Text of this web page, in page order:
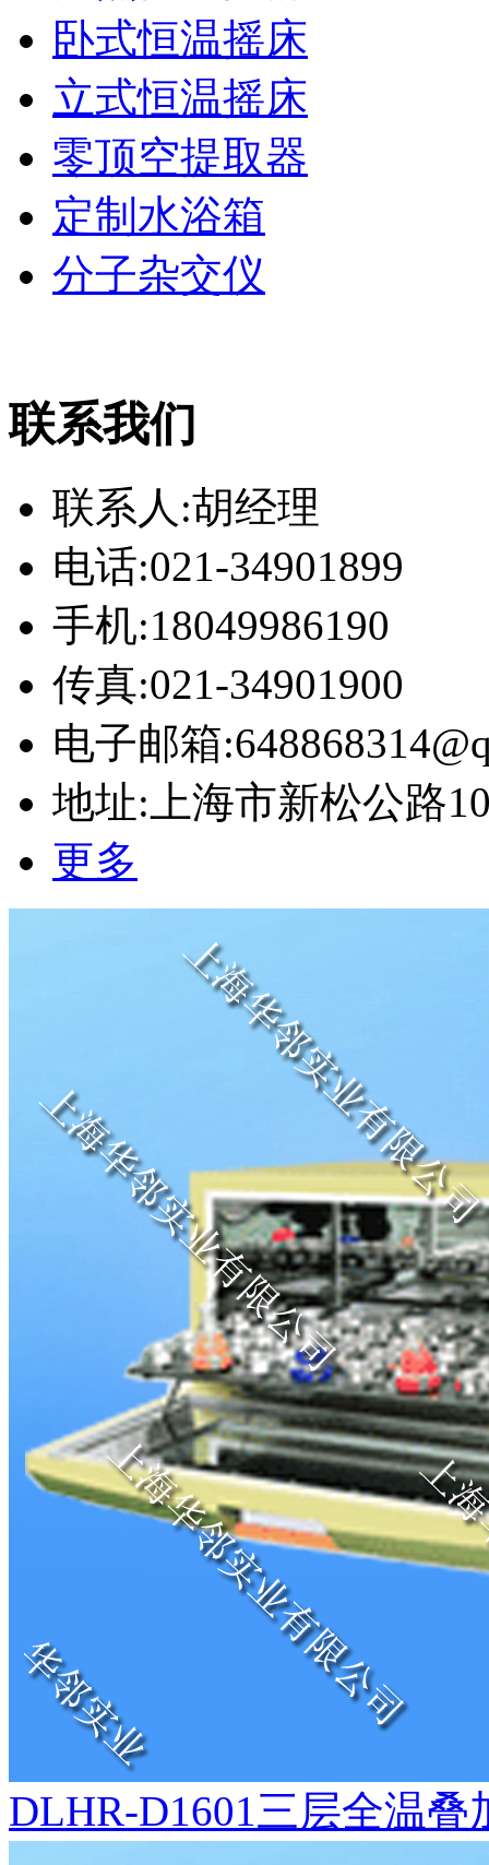
卧式恒温摇床
立式恒温摇床
零顶空提取器
定制水浴箱
分子杂交仪
联系我们
联系人:胡经理
电话:021-34901899
手机:18049986190
传真:021-34901900
电子邮箱
地址:上海市新松公路
更多
DLHR-D1601三层全温叠